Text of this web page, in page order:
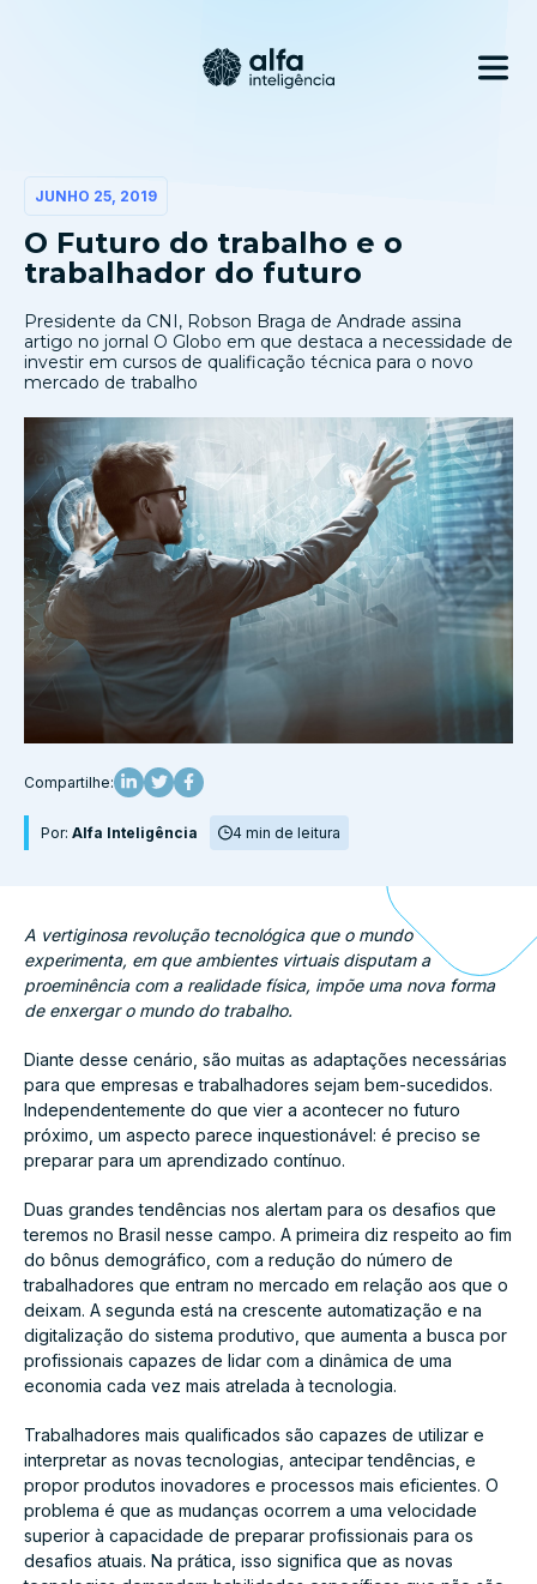
JUNHO 25, 2019
O Futuro do trabalho e o
trabalhador do futuro
Presidente da CNI, Robson Braga de Andrade assina
artigo no jornal O Globo em que destaca a necessidade de
investir em cursos de qualificação técnica para o novo
mercado de trabalho
Compartilhe:
Por: Alfa Inteligência 4 min de leitura
A vertiginosa revolução tecnológica que o mundo
experimenta, em que ambientes virtuais disputam a
proeminência com a realidade física, impõe uma nova forma
de enxergar o mundo do trabalho.
Diante desse cenário, são muitas as adaptações necessárias
para que empresas e trabalhadores sejam bem-sucedidos.
Independentemente do que vier a acontecer no futuro
próximo, um aspecto parece inquestionável: é preciso se
preparar para um aprendizado contínuo.
Duas grandes tendências nos alertam para os desafios que
teremos no Brasil nesse campo. A primeira diz respeito ao fim
do bônus demográfico, com a redução do número de
trabalhadores que entram no mercado em relação aos que o
deixam. A segunda está na crescente automatização e na
digitalização do sistema produtivo, que aumenta a busca por
profissionais capazes de lidar com a dinâmica de uma
economia cada vez mais atrelada à tecnologia.
Trabalhadores mais qualificados são capazes de utilizar e
interpretar as novas tecnologias, antecipar tendências, e
propor produtos inovadores e processos mais eficientes. O
problema é que as mudanças ocorrem a uma velocidade
superior à capacidade de preparar profissionais para os
desafios atuais. Na prática, isso significa que as novas